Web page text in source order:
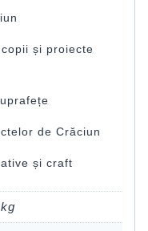
și proiecte
de Crăciun
și craft